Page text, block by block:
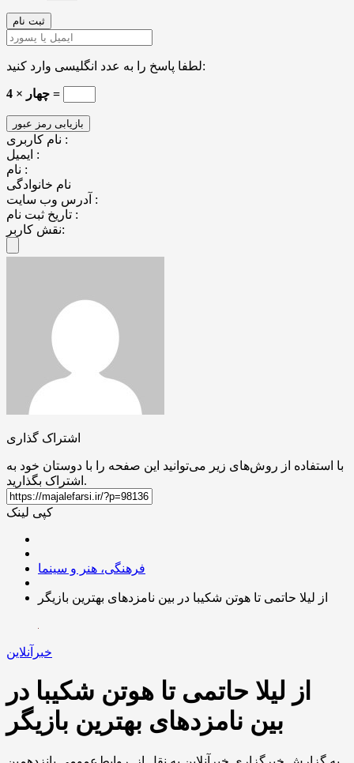
لطفا پاسخ را به عدد انگلیسی وارد کنید:
4 × چهار =
نام کاربری :
ایمیل :
نام :
نام خانوادگی
آدرس وب سایت :
تاریخ ثبت نام :
نقش کاربر:
اشتراک گذاری
با استفاده از روش‌های زیر می‌توانید این صفحه را با دوستان خود به
اشتراک بگذارید.
کپی لینک
فرهنگی، هنر و سینما
از لیلا حاتمی تا هوتن شکیبا در بین نامزدهای بهترین بازیگر
خبرآنلاین
از لیلا حاتمی تا هوتن شکیبا در
بین نامزدهای بهترین بازیگر